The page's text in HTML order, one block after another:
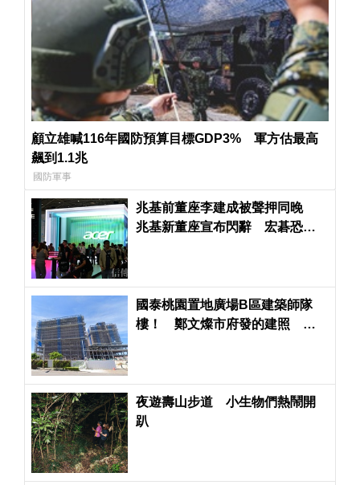
顧立雄喊116年國防預算目標GDP3% 軍方估最高
飆到1.1兆
國防軍事
兆基前董座李建成被聲押同晚
兆基新董座宣布閃辭 宏碁恐得
國泰桃園置地廣場B區建築師隊
樓！ 鄭文燦市府發的建照 張
夜遊壽山步道 小生物們熱鬧開
趴